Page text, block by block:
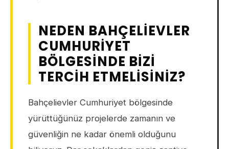
NEDEN BAHÇELIEVLER
CUMHURIYET
BÖLGESINDE BIZI
TERCIH ETMELISINIZ?
Bahçelievler Cumhuriyet bölgesinde
yürüttüğünüz projelerde zamanın ve
güvenliğin ne kadar önemli olduğunu